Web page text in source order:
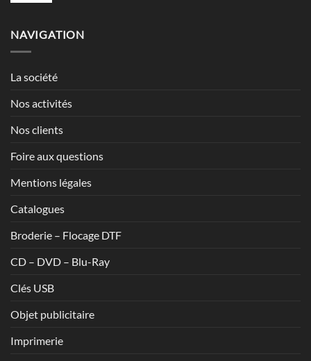
NAVIGATION
La société
Nos activités
Nos clients
Foire aux questions
Mentions légales
Catalogues
Broderie – Flocage DTF
CD – DVD – Blu-Ray
Clés USB
Objet publicitaire
Imprimerie